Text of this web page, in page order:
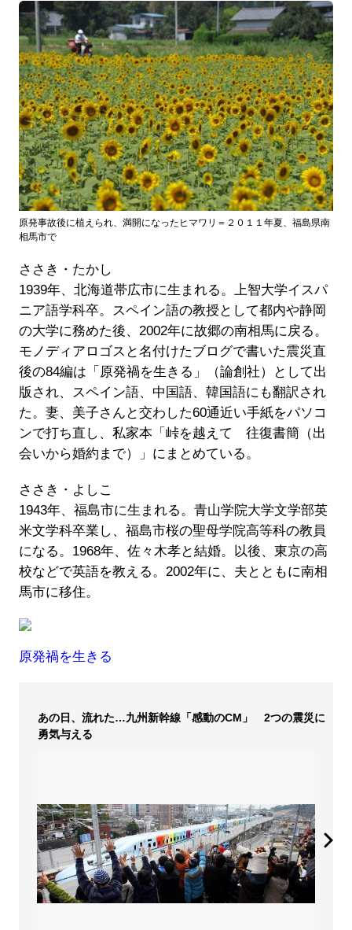
原発事故後に植えられ、満開になったヒマワリ＝２０１１年夏、福島県南
相馬市で
ささき・たかし
1939年、北海道帯広市に生まれる。上智大学イスパ
ニア語学科卒。スペイン語の教授として都内や静岡
の大学に務めた後、2002年に故郷の南相馬に戻る。
モノディアロゴスと名付けたブログで書いた震災直
後の84編は「原発禍を生きる」（論創社）として出
版され、スペイン語、中国語、韓国語にも翻訳され
た。妻、美子さんと交わした60通近い手紙をパソコ
ンで打ち直し、私家本「峠を越えて 往復書簡（出
会いから婚約まで）」にまとめている。
ささき・よしこ
1943年、福島市に生まれる。青山学院大学文学部英
米文学科卒業し、福島市桜の聖母学院高等科の教員
になる。1968年、佐々木孝と結婚。以後、東京の高
校などで英語を教える。2002年に、夫とともに南相
馬市に移住。
原発禍を生きる
あの日、流れた…九州新幹線「感動のCM」 2つの震災に
勇気与える